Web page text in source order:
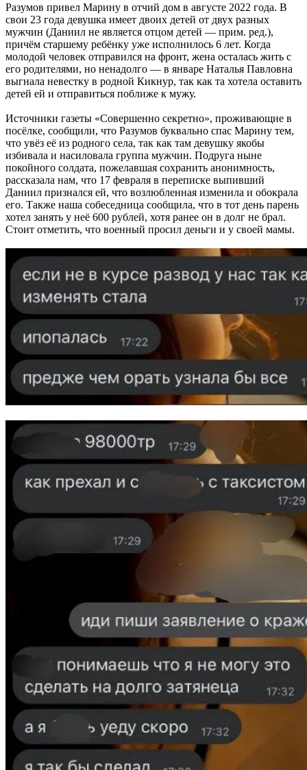
Разумов привел Марину в отчий дом в августе 2022 года. В
свои 23 года девушка имеет двоих детей от двух разных
мужчин (Даниил не является отцом детей — прим. ред.),
причём старшему ребёнку уже исполнилось 6 лет. Когда
молодой человек отправился на фронт, жена осталась жить с
его родителями, но ненадолго — в январе Наталья Павловна
выгнала невестку в родной Кикнур, так как та хотела оставить
детей ей и отправиться поближе к мужу.
Источники газеты «Совершенно секретно», проживающие в
посёлке, сообщили, что Разумов буквально спас Марину тем,
что увёз её из родного села, так как там девушку якобы
избивала и насиловала группа мужчин. Подруга ныне
покойного солдата, пожелавшая сохранить анонимность,
рассказала нам, что 17 февраля в переписке выпивший
Даниил признался ей, что возлюбленная изменила и обокрала
его. Также наша собеседница сообщила, что в тот день парень
хотел занять у неё 600 рублей, хотя ранее он в долг не брал.
Стоит отметить, что военный просил деньги и у своей мамы.